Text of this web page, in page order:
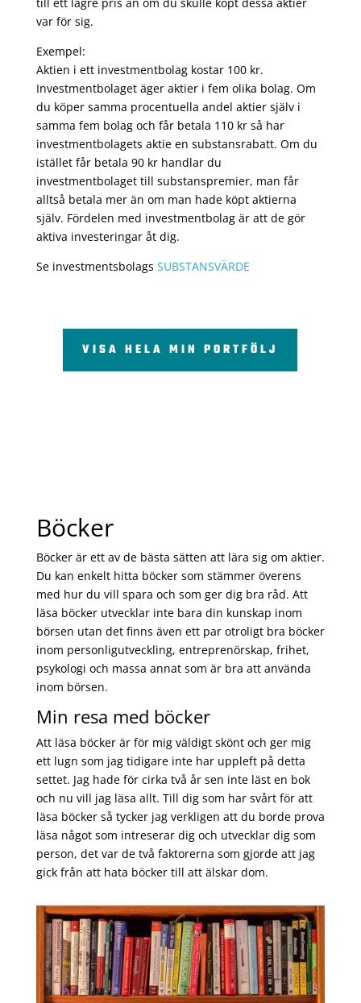
till ett lägre pris än om du skulle köpt dessa aktier
var för sig.
Exempel:
Aktien i ett investmentbolag kostar 100 kr.
Investmentbolaget äger aktier i fem olika bolag. Om
du köper samma procentuella andel aktier själv i
samma fem bolag och får betala 110 kr så har
investmentbolagets aktie en substansrabatt. Om du
istället får betala 90 kr handlar du
investmentbolaget till substanspremier, man får
alltså betala mer än om man hade köpt aktierna
själv. Fördelen med investmentbolag är att de gör
aktiva investeringar åt dig.
Se investmentsbolags SUBSTANSVÄRDE
VISA HELA MIN PORTFÖLJ
Böcker
Böcker är ett av de bästa sätten att lära sig om aktier.
Du kan enkelt hitta böcker som stämmer överens
med hur du vill spara och som ger dig bra råd. Att
läsa böcker utvecklar inte bara din kunskap inom
börsen utan det finns även ett par otroligt bra böcker
inom personligutveckling, entreprenörskap, frihet,
psykologi och massa annat som är bra att använda
inom börsen.
Min resa med böcker
Att läsa böcker är för mig väldigt skönt och ger mig
ett lugn som jag tidigare inte har uppleft på detta
settet. Jag hade för cirka två år sen inte läst en bok
och nu vill jag läsa allt. Till dig som har svårt för att
läsa böcker så tycker jag verkligen att du borde prova
läsa något som intreserar dig och utvecklar dig som
person, det var de två faktorerna som gjorde att jag
gick från att hata böcker till att älskar dom.